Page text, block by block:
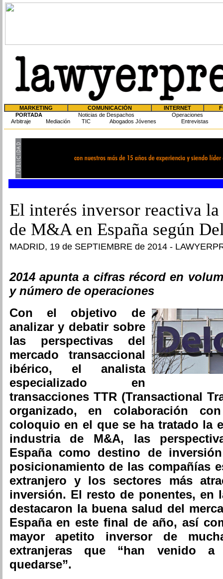
MARKETING COMUNICACIÓN INTERNET
PORTADA
Noticias de Despachos
Operaciones
Arbitraje
Mediación TIC Abogados Jóvenes Entrevistas
El interés inversor reactiva
de M&A en España según
MADRID, 19 de SEPTIEMBRE de 2014 -
2014 apunta a cifras récord en
y número de operaciones
Con el objetivo de
analizar y debatir sobre
las perspectivas del
mercado transaccional
ibérico, el analista
especializado en
transacciones TTR (Transactional
organizado, en colaboración
coloquio en el que se ha tratado la
industria de M&A, las
España como destino de
posicionamiento de las compañías
extranjero y los sectores más
inversión. El resto de ponentes, en
destacaron la buena salud del
España en este final de año, así
mayor apetito inversor de
extranjeras que “han venido a
quedarse”.